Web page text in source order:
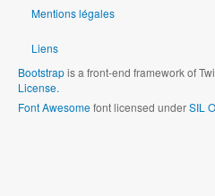
Mentions légales
Liens
Bootstrapis a front-end framework of
License.
Font Awesomefont licensed underSIL